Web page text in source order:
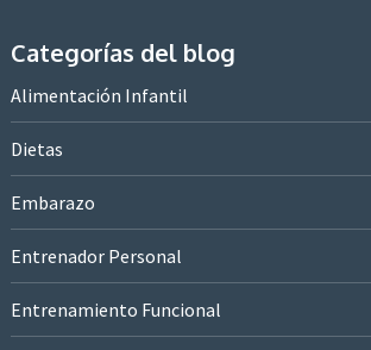
Categorías del blog
Alimentación Infantil
Dietas
Embarazo
Entrenador Personal
Entrenamiento Funcional